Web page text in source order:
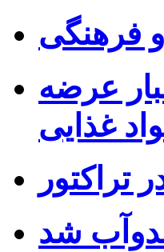
فرهنگی
انبار عرضه
غذایی
تراکتور
شد